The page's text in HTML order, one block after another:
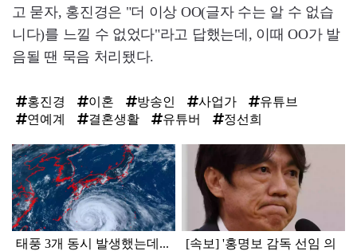
고 묻자, 홍진경은 "더 이상 OO(글자 수는 알 수 없습
니다)를 느낄 수 없었다"라고 답했는데, 이때 OO가 발
음될 땐 묵음 처리됐다.
홍진경 이혼 방송인 사업가
유튜브
연예계
결혼생활 유튜버 정선희
탑
라
인
태풍 3개 동시 발생했는데...
[속보] '홍명보 감독 선임 의